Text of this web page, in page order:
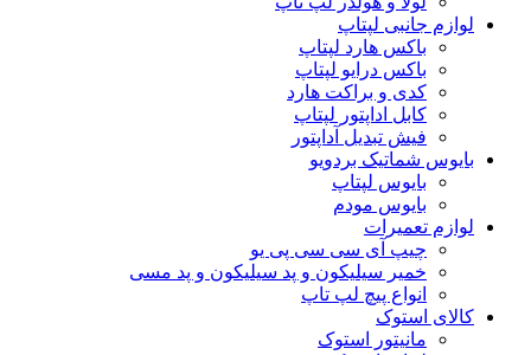
لوازم جانبی لپتاپ
باکس هارد لپتاپ
باکس درایو لپتاپ
کدی و براکت هارد
کابل اداپتور لپتاپ
فیش تبدیل آداپتور
بایوس شماتیک بردویو
بایوس لپتاپ
بایوس مودم
لوازم تعمیرات
چیپ آی سی سی پی یو
خمیر سیلیکون و پد سیلیکون و پد مسی
انواع پیچ لپ تاپ
کالای استوک
مانیتور استوک